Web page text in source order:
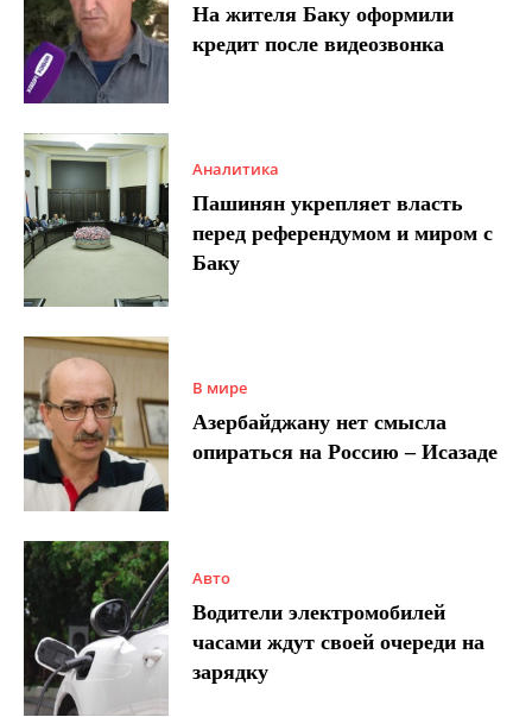
На жителя Баку оформили
кредит после видеозвонка
Аналитика
Пашинян укрепляет власть
перед референдумом и миром с
Баку
В мире
Азербайджану нет смысла
опираться на Россию – Исазаде
Авто
Водители электромобилей
часами ждут своей очереди на
зарядку